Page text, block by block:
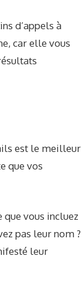
d’appels à
car elle vous
est le meilleur
que vos
vous incluez
pas leur nom ?
leur